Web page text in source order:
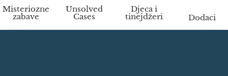
Misteriozne
zabave
Unsolved
Cases
Djeca i
tinejdžeri Dodaci